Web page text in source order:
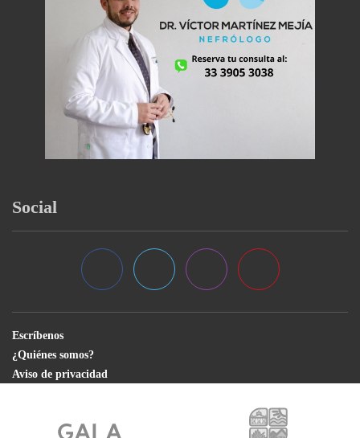
Social
Escríbenos
¿Quiénes somos?
Aviso de privacidad